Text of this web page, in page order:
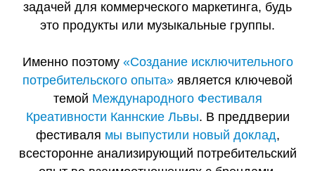
задачей для коммерческого маркетинга, будь
это продукты или музыкальные группы.
Именно поэтому «Создание исключительного
потребительского опыта» является ключевой
темой Международного Фестиваля
Креативности Каннские Львы. В преддверии
фестиваля мы выпустили новый доклад,
всесторонне анализирующий потребительский